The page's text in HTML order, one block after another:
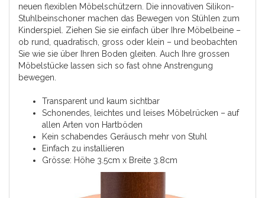
neuen flexiblen Möbelschützern. Die innovativen Silikon-
Stuhlbeinschoner machen das Bewegen von Stühlen zum
Kinderspiel. Ziehen Sie sie einfach über Ihre Möbelbeine –
ob rund, quadratisch, gross oder klein – und beobachten
Sie wie sie über Ihren Boden gleiten. Auch Ihre grossen
Möbelstücke lassen sich so fast ohne Anstrengung
bewegen.
Transparent und kaum sichtbar
Schonendes, leichtes und leises Möbelrücken – auf
allen Arten von Hartböden
Kein schabendes Geräusch mehr von Stuhl
Einfach zu installieren
Grösse: Höhe 3.5cm x Breite 3.8cm